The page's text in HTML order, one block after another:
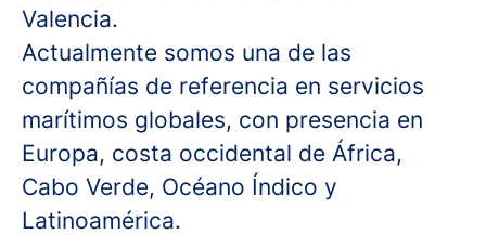
Valencia.
Actualmente somos una de las
compañías de referencia en servicios
marítimos globales, con presencia en
Europa, costa occidental de África,
Cabo Verde, Océano Índico y
Latinoamérica.